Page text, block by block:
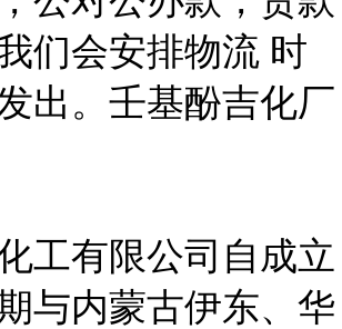
们会安排物流 时
出。壬基酚吉化厂
工有限公司自成立
与内蒙古伊东、华